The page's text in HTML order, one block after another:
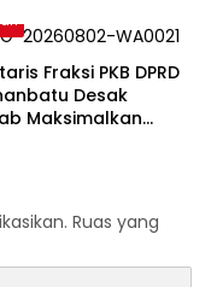
Fraksi PKB DPRD
Desak
Maksimalkan
Ruas yang